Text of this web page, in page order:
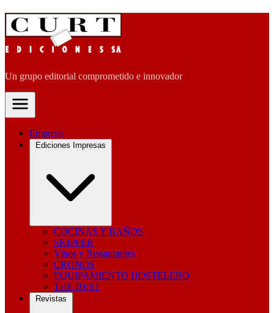
Un grupo editorial comprometido e innovador
Empresa
Ediciones Impresas
COCINAS Y BAÑOS
SKIPPER
Vinos y Restaurantes
CRONOS
EQUIPAMIENTO HOSTELERO
THE BEST
Revistas